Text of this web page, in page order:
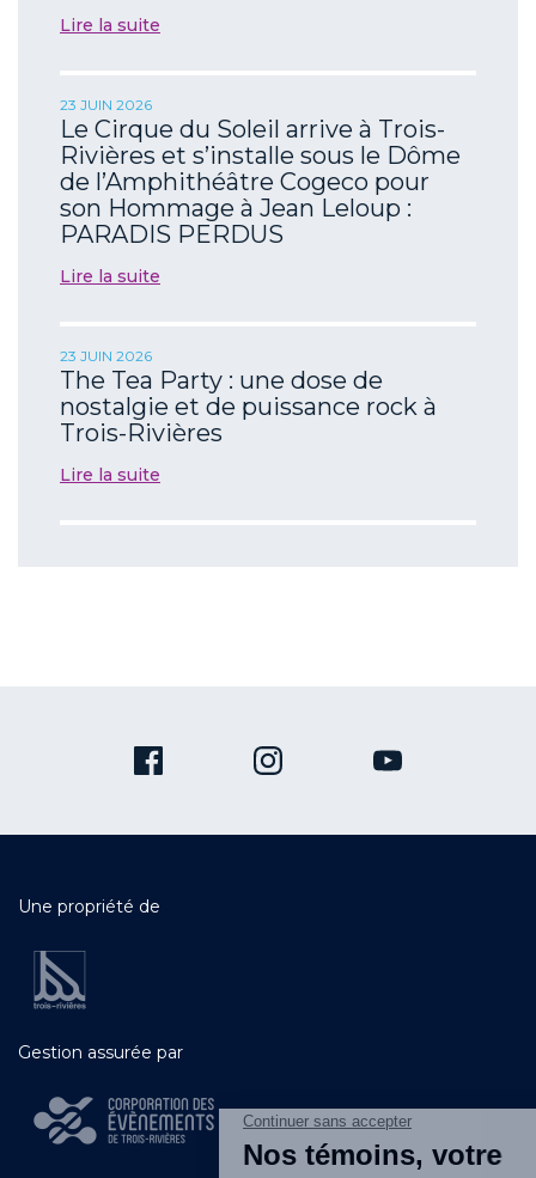
Lire la suite
23 JUIN 2026
Le Cirque du Soleil arrive à Trois-
Rivières et s’installe sous le Dôme
de l’Amphithéâtre Cogeco pour
son Hommage à Jean Leloup :
PARADIS PERDUS
Lire la suite
23 JUIN 2026
The Tea Party : une dose de
nostalgie et de puissance rock à
Trois-Rivières
Lire la suite
Une propriété de
Gestion assurée par